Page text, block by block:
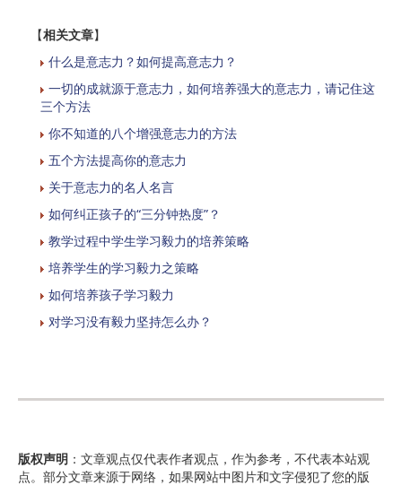
【相关文章】
什么是意志力？如何提高意志力？
一切的成就源于意志力，如何培养强大的意志力，请记住这
三个方法
你不知道的八个增强意志力的方法
五个方法提高你的意志力
关于意志力的名人名言
如何纠正孩子的“三分钟热度”？
教学过程中学生学习毅力的培养策略
培养学生的学习毅力之策略
如何培养孩子学习毅力
对学习没有毅力坚持怎么办？
版权声明 ：文章观点仅代表作者观点，作为参考，不代表本站观
点。部分文章来源于网络，如果网站中图片和文字侵犯了您的版